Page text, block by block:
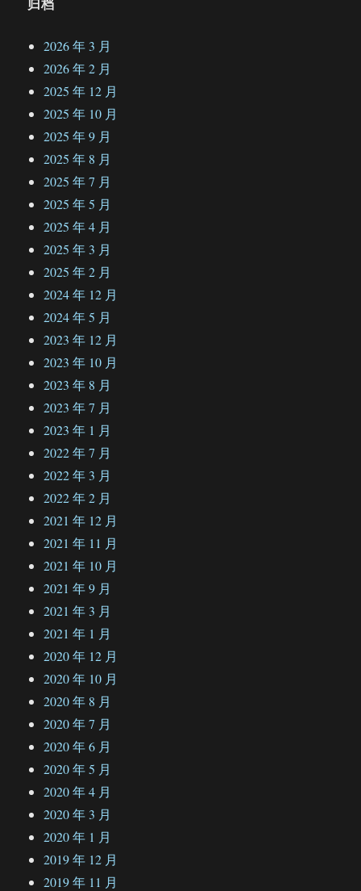
2026 年 3 月
2026 年 2 月
2025 年 12 月
2025 年 10 月
2025 年 9 月
2025 年 8 月
2025 年 7 月
2025 年 5 月
2025 年 4 月
2025 年 3 月
2025 年 2 月
2024 年 12 月
2024 年 5 月
2023 年 12 月
2023 年 10 月
2023 年 8 月
2023 年 7 月
2023 年 1 月
2022 年 7 月
2022 年 3 月
2022 年 2 月
2021 年 12 月
2021 年 11 月
2021 年 10 月
2021 年 9 月
2021 年 3 月
2021 年 1 月
2020 年 12 月
2020 年 10 月
2020 年 8 月
2020 年 7 月
2020 年 6 月
2020 年 5 月
2020 年 4 月
2020 年 3 月
2020 年 1 月
2019 年 12 月
2019 年 11 月